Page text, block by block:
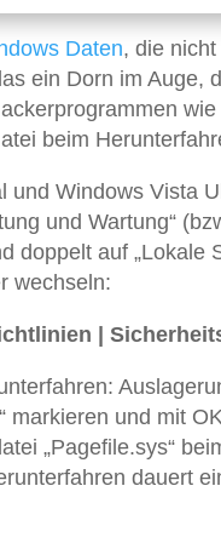
Daten, die
ein Dorn im Auge,
beim
und Windows Vista
und Wartung“
doppelt auf „Lokale
wechseln:
|
markieren und mit
„Pagefile.sys“
dauert